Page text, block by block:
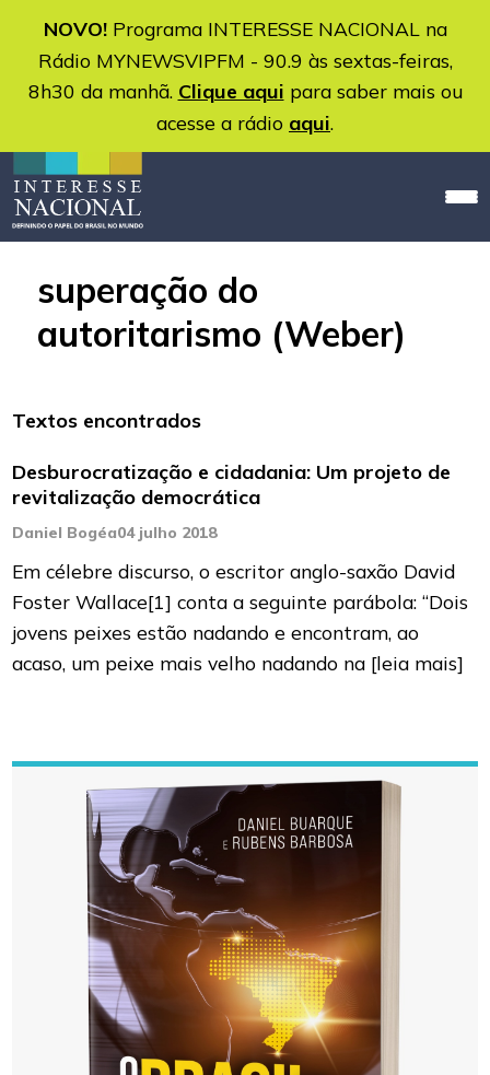
NOVO!Programa INTERESSE NACIONAL na
Rádio MYNEWSVIPFM - 90.9 às sextas-feiras,
8h30 da manhã. Clique aqui para saber mais ou
acesse a rádio aqui.
superação do
autoritarismo (Weber)
Textos encontrados
Desburocratização e cidadania: Um projeto de
revitalização democrática
Daniel Bogéa04 julho 2018
Em célebre discurso, o escritor anglo-saxão David
Foster Wallace[1] conta a seguinte parábola: “Dois
jovens peixes estão nadando e encontram, ao
acaso, um peixe mais velho nadando na [leia mais]